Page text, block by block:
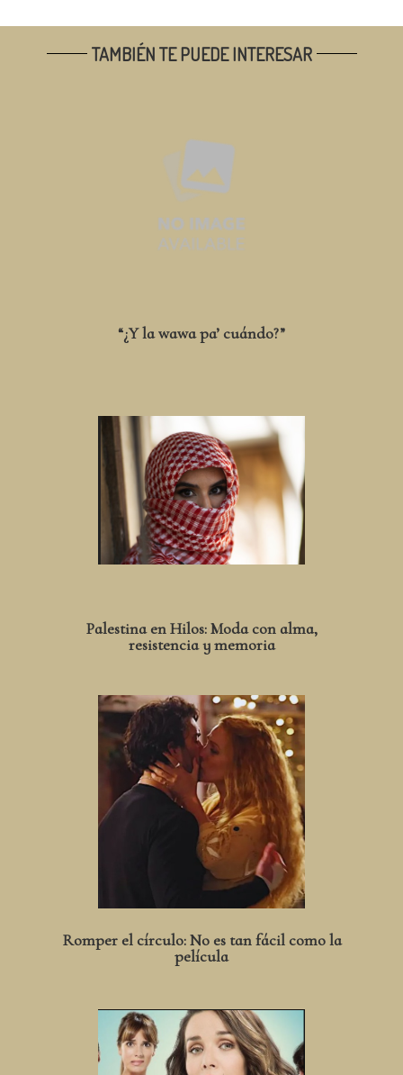
TAMBIÉN TE PUEDE INTERESAR
“¿Y la wawa pa’ cuándo?”
Palestina en Hilos: Moda con alma,
resistencia y memoria
Romper el círculo: No es tan fácil como la
película